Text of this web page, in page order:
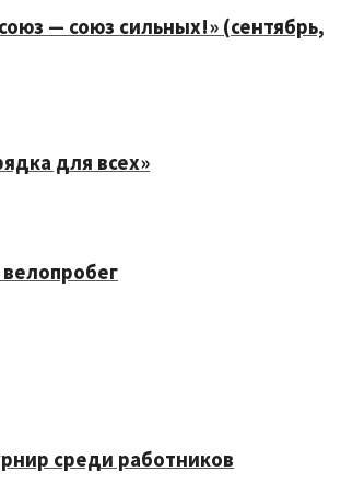
— союз сильных!» (сентябрь,
для всех»
среди работников